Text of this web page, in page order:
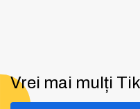
Vrei mai mulți